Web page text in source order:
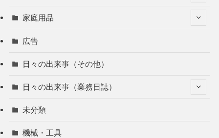
家庭用品
広告
日々の出来事（その他）
日々の出来事（業務日誌）
未分類
機械・工具